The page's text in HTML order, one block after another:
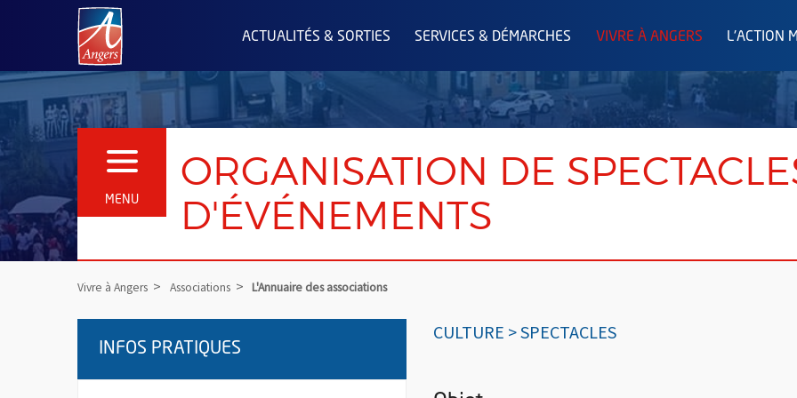
Angers.fr : Retour à l'accueil
ACTUALITÉS & SORTIES SERVICES & DÉMARCHES VIVRE À ANGERS L'ACTION
MENU
OUVRIR LE MENU
ORGANISATION DE
D'ÉVÉNEMENTS
Vivre à Angers Associations L'Annuaire des associations
CULTURE > SPECTACLES
INFOS PRATIQUES